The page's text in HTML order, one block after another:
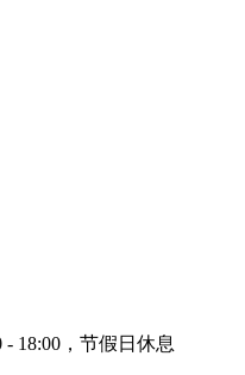
18:00，节假日休息